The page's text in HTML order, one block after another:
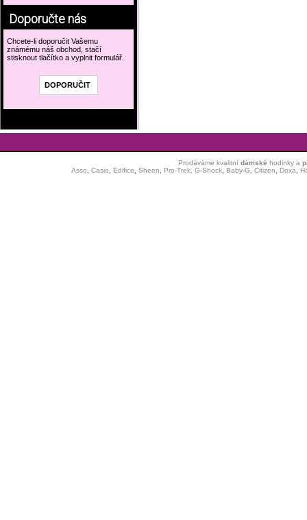
Doporučte nás
Chcete-li doporučit Vašemu
známému náš obchod, stačí
stisknout tlačítko a vyplnit formulář.
Prodáváme kvalitní dámské hodinkya
Asso
Casio Edifice Sheen Pro-Trek, G-Shock, Baby-G Citizen Doxa